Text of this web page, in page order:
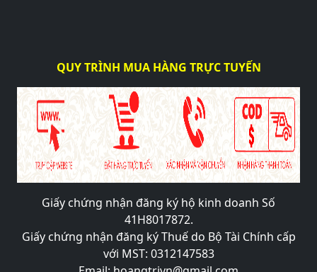
QUY TRÌNH MUA HÀNG TRỰC TUYẾN
Giấy chứng nhận đăng ký hộ kinh doanh Số
41H8017872.
Giấy chứng nhận đăng ký Thuế do Bộ Tài Chính cấp
với MST: 0312147583